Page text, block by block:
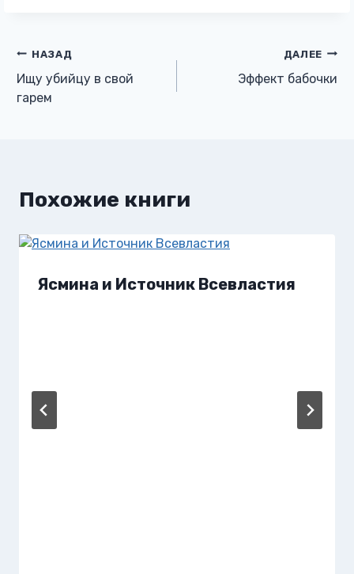
Навигация
по
НАЗАД
Ищу убийцу в свой
гарем
ДАЛЕЕ
Эффект бабочки
Похожие книги
Ясмина и Источник Всевластия